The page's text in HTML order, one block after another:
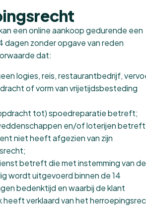
een online aankoop gedurende een
dagen zonder opgave van reden
dat:
logies, reis, restaurantbedrijf,
of vorm van vrijetijdsbesteding
tot) spoedreparatie betreft;
en/of loterijen
niet heeft afgezien van zijn
betreft die met instemming van de
wordt uitgevoerd binnen de 14
bedenktijd en waarbij de klant
heeft verklaard van het